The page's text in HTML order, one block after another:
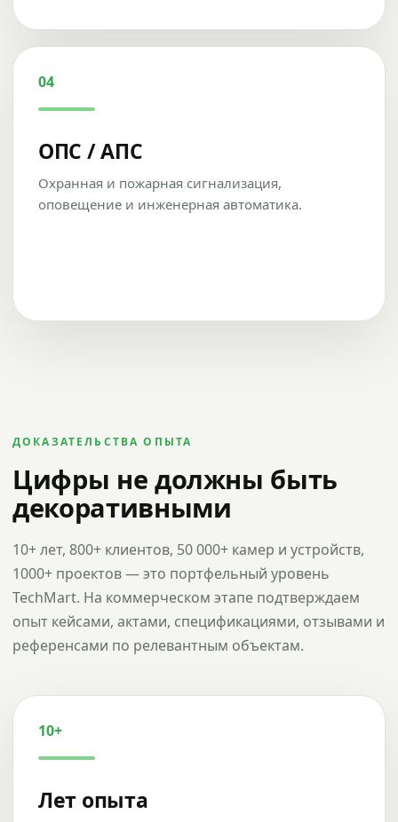
04
ОПС / АПС
Охранная и пожарная сигнализация,
оповещение и инженерная автоматика.
ДОКАЗАТЕЛЬСТВА ОПЫТА
Цифры не должны быть
декоративными
10+ лет, 800+ клиентов, 50 000+ камер и устройств,
1000+ проектов — это портфельный уровень
TechMart. На коммерческом этапе подтверждаем
опыт кейсами, актами, спецификациями, отзывами и
референсами по релевантным объектам.
10+
Лет опыта